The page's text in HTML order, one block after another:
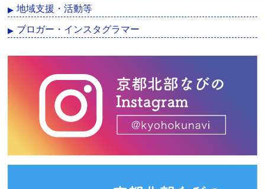
地域支援・活動等
ブロガー・インスタグラマー